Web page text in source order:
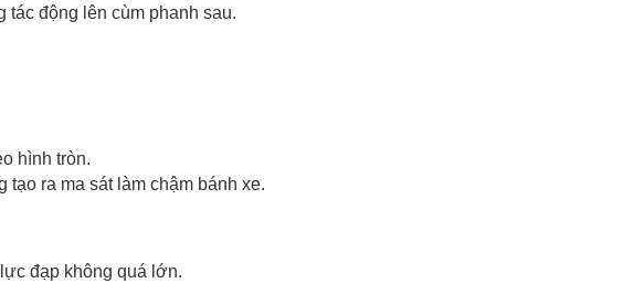
tác động lên cùm phanh sau.
hình tròn.
tạo ra ma sát làm chậm bánh xe.
đạp không quá lớn.